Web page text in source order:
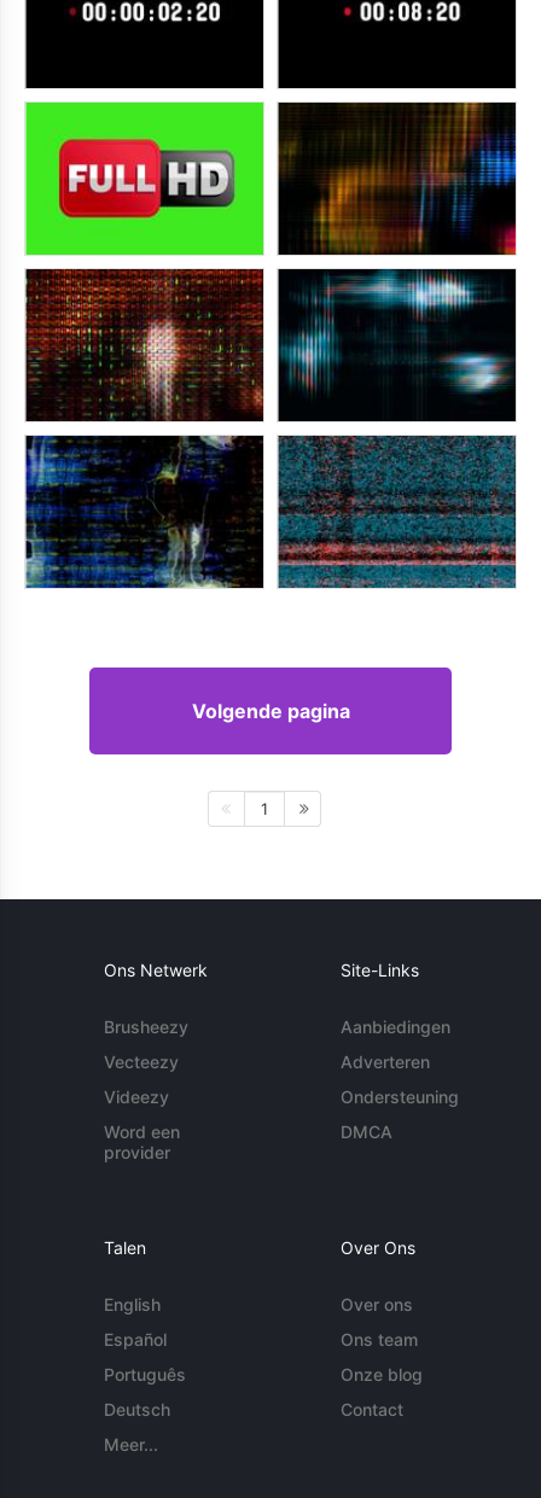
Volgende pagina
1
Ons Netwerk
Brusheezy
Vecteezy
Videezy
Word een
provider
Site-Links
Aanbiedingen
Adverteren
Ondersteuning
DMCA
Talen
English
Español
Português
Deutsch
Meer...
Over Ons
Over ons
Ons team
Onze blog
Contact